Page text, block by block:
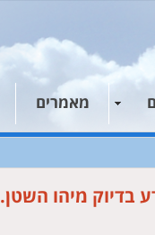
מאמרים
בדיוק מיהו השטן.